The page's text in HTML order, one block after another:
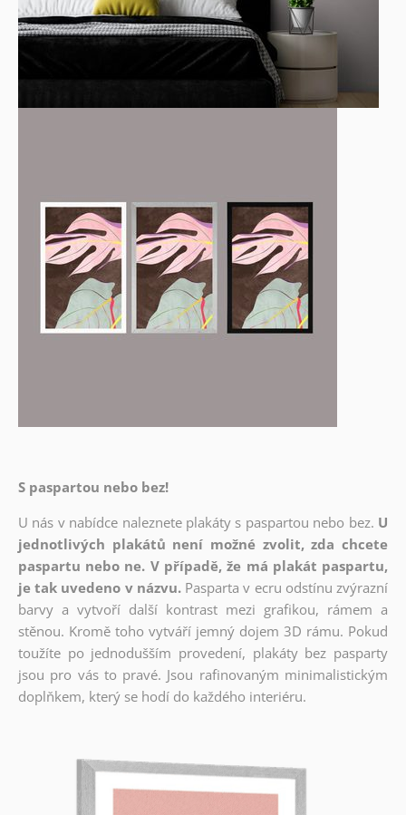
S paspartou nebo bez!
U nás v nabídce naleznete plakáty s paspartou nebo bez. U
jednotlivých plakátů není možné zvolit, zda chcete
paspartu nebo ne. V případě, že má plakát paspartu,
je tak uvedeno v názvu. Pasparta v ecru odstínu zvýrazní
barvy a vytvoří další kontrast mezi grafikou, rámem a
stěnou. Kromě toho vytváří jemný dojem 3D rámu. Pokud
toužíte po jednodušším provedení, plakáty bez pasparty
jsou pro vás to pravé. Jsou rafinovaným minimalistickým
doplňkem, který se hodí do každého interiéru.